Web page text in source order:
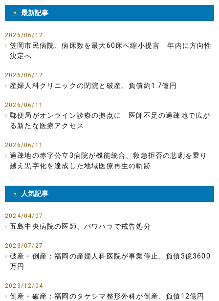
最新記事
2026/06/12
笠岡市民病院、病床数を最大60床へ縮小提言 年内に方向性
決定へ
2026/06/12
産婦人科クリニックの閉院と破産、負債約1.7億円
2026/06/11
郵便局がオンライン診療の拠点に 医師不足の過疎地で広が
る新たな医療アクセス
2026/06/11
過疎地の赤字公立3病院が機能統合、救急拒否の悲劇を乗り
越え黒字化を達成した地域医療再生の軌跡
人気記事
2024/04/07
五島中央病院の医師、パワハラで戒告処分
2023/07/27
破産・倒産：福岡の産婦人科医院が事業停止、負債3億3600
万円
2023/12/04
倒産・破産：福岡のタケシマ整形外科が倒産、負債12億円